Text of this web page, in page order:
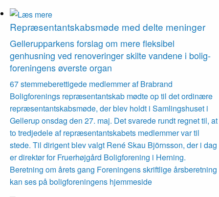
Repræsentant­skabs­møde med delte meninger
Gellerup­parkens forslag om mere fleksibel
genhusning ved renove­ringer skilte vandene i bolig­
foreningens øverste organ
67 stemmeberettigede medlemmer af Brabrand
Boligforenings repræsentantskab mødte op til det ordinære
repræsentantskabsmøde, der blev holdt i Samlingshuset i
Gellerup onsdag den 27. maj. Det svarede rundt regnet til, at
to tredjedele af repræsentantskabets medlemmer var til
stede. Til dirigent blev valgt René Skau Björnsson, der i dag
er direktør for Fruerhøjgård Boligforening i Herning.
Beretning om årets gang Foreningens skriftlige årsberetning
kan ses på boligforeningens hjemmeside